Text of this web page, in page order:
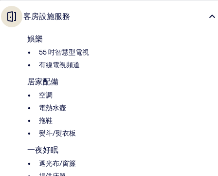
客房設施服務
娛樂
55 吋智慧型電視
有線電視頻道
居家配備
空調
電熱水壺
拖鞋
熨斗/熨衣板
一夜好眠
遮光布/窗簾